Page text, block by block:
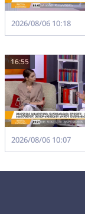
2026/08/06 10:18
16:55
2026/08/06 10:07